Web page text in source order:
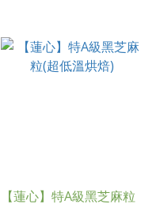
【蓮心】特A級黑芝麻粒